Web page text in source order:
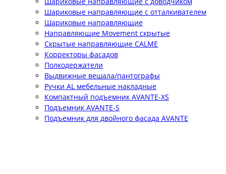
Шариковые направляющие с отталкивателем
Шариковые направляющие
Направляющие Movement скрытые
Скрытые направляющие CALME
Корректоры фасадов
Полкодержатели
Выдвижные вешала/пантографы
Ручки AL мебельные накладные
Компактный подъемник АVANTE-XS
Подъемник АVANTE-S
Подъемник для двойного фасада АVANTE